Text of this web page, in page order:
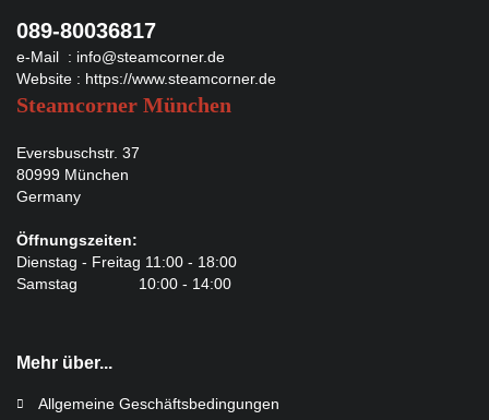
089-80036817
e-Mail : info@steamcorner.de
Website : https://www.steamcorner.de
Steamcorner München
Eversbuschstr. 37
80999 München
Germany
Öffnungszeiten:
Dienstag - Freitag 11:00 - 18:00
Samstag 10:00 - 14:00
Mehr über...
Allgemeine Geschäftsbedingungen